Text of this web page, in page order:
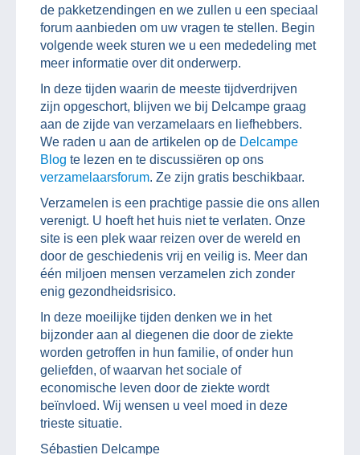
de pakketzendingen en we zullen u een speciaal
forum aanbieden om uw vragen te stellen. Begin
volgende week sturen we u een mededeling met
meer informatie over dit onderwerp.
In deze tijden waarin de meeste tijdverdrijven
zijn opgeschort, blijven we bij Delcampe graag
aan de zijde van verzamelaars en liefhebbers.
We raden u aan de artikelen op de Delcampe
Blog te lezen en te discussiëren op ons
verzamelaarsforum. Ze zijn gratis beschikbaar.
Verzamelen is een prachtige passie die ons allen
verenigt. U hoeft het huis niet te verlaten. Onze
site is een plek waar reizen over de wereld en
door de geschiedenis vrij en veilig is. Meer dan
één miljoen mensen verzamelen zich zonder
enig gezondheidsrisico.
In deze moeilijke tijden denken we in het
bijzonder aan al diegenen die door de ziekte
worden getroffen in hun familie, of onder hun
geliefden, of waarvan het sociale of
economische leven door de ziekte wordt
beïnvloed. Wij wensen u veel moed in deze
trieste situatie.
Sébastien Delcampe